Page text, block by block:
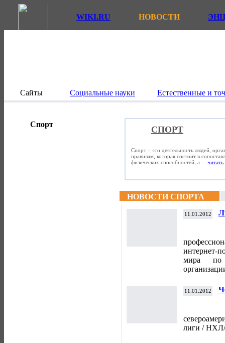
WIKI.RU НОВОСТИ
Сайты Социальные науки Естественные и
Спорт
СПОРТ
Спорт – это деятельность людей,
правилам, которая состоит в
физических способностей, а ... читать
НОВОСТИ СПОРТА
11.01.2012
интернет-
мира по
11.01.2012
лиги / НХЛ/